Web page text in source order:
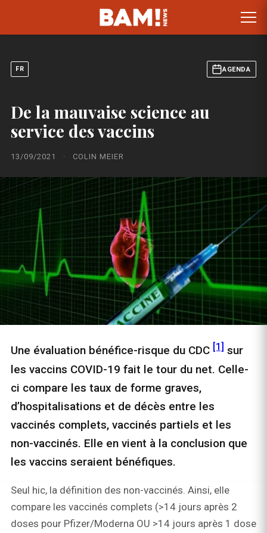
FR AGENDA
De la mauvaise science au
service des vaccins
13/09/2021 · COLIN MEIER
Une évaluation bénéfice-risque du CDC [1]
sur
les vaccins COVID-19 fait le tour du net. Celle-
ci compare les taux de forme graves,
d’hospitalisations et de décès entre les
vaccinés complets, vaccinés partiels et les
non-vaccinés. Elle en vient à la conclusion que
les vaccins seraient bénéfiques.
Seul hic, la définition des non-vaccinés. Ainsi, elle
compare les vaccinés complets (>14 jours après 2
doses pour Pfizer/Moderna OU >14 jours après 1 dose